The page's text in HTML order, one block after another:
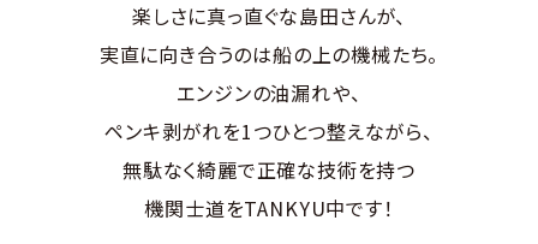
楽しさに真っ直ぐな島田さんが、
実直に向き合うのは船の上の機械たち。
エンジンの油漏れや、
ペンキ剥がれを1つひとつ整えながら、
無駄なく綺麗で正確な技術を持つ
機関士道をTANKYU中です！